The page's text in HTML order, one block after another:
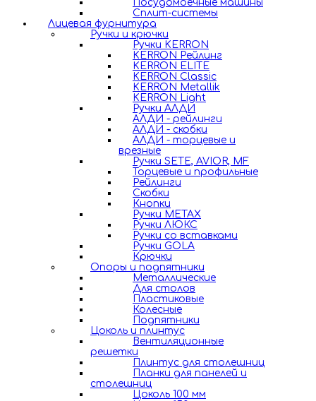
Посудомоечные машины
Сплит-системы
Лицевая фурнитура
Ручки и крючки
Ручки KERRON
KERRON Рейлинг
KERRON ELITE
KERRON Classic
KERRON Metallik
KERRON Light
Ручки АЛДИ
АЛДИ - рейлинги
АЛДИ - скобки
АЛДИ - торцевые и
врезные
Ручки SETE, AVIOR, MF
Торцевые и профильные
Рейлинги
Скобки
Кнопки
Ручки METAX
Ручки ЛЮКС
Ручки со вставками
Ручки GOLA
Крючки
Опоры и подпятники
Металлические
Для столов
Пластиковые
Колесные
Подпятники
Цоколь и плинтус
Вентиляционные
решетки
Плинтус для столешниц
Планки для панелей и
столешниц
Цоколь 100 мм